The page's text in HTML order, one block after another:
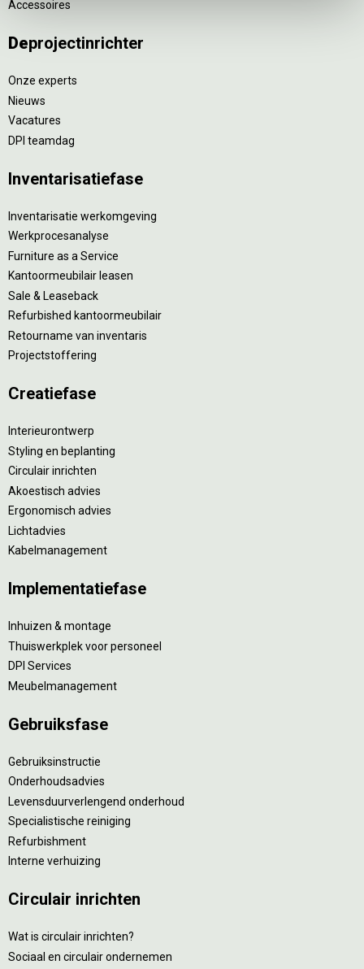
Accessoires
Deprojectinrichter
Onze experts
Nieuws
Vacatures
DPI teamdag
Inventarisatiefase
Inventarisatie werkomgeving
Werkprocesanalyse
Furniture as a Service
Kantoormeubilair leasen
Sale & Leaseback
Refurbished kantoormeubilair
Retourname van inventaris
Projectstoffering
Creatiefase
Interieurontwerp
Styling en beplanting
Circulair inrichten
Akoestisch advies
Ergonomisch advies
Lichtadvies
Kabelmanagement
Implementatiefase
Inhuizen & montage
Thuiswerkplek voor personeel
DPI Services
Meubelmanagement
Gebruiksfase
Gebruiksinstructie
Onderhoudsadvies
Levensduurverlengend onderhoud
Specialistische reiniging
Refurbishment
Interne verhuizing
Circulair inrichten
Wat is circulair inrichten?
Sociaal en circulair ondernemen